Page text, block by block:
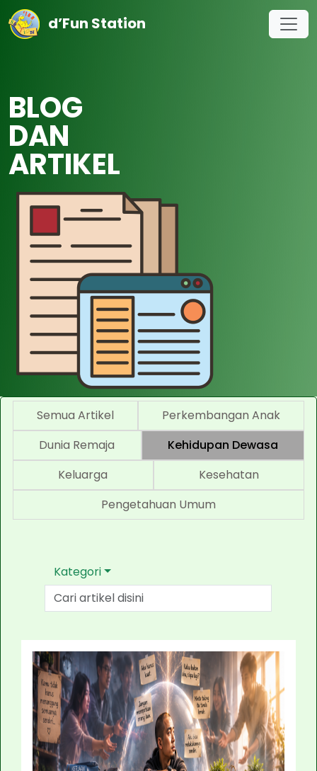
d’Fun Station
BLOG
DAN
ARTIKEL
Semua Artikel
Perkembangan Anak
Dunia Remaja
Kehidupan Dewasa
Keluarga
Kesehatan
Pengetahuan Umum
Kategori